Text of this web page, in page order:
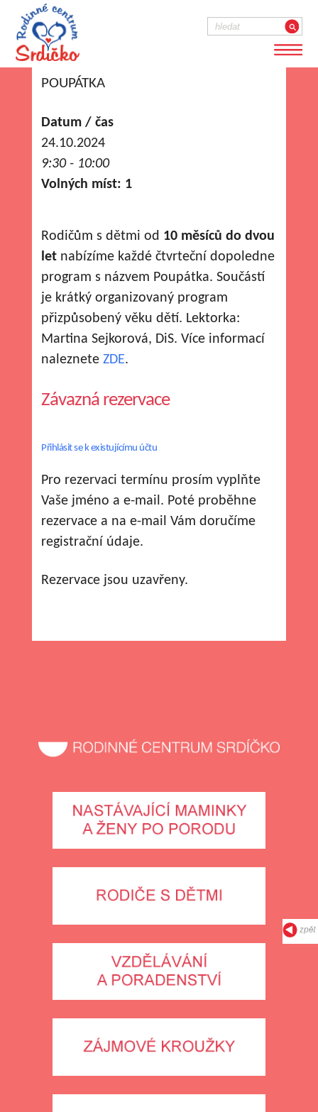
POUPÁTKA
Datum / čas
24.10.2024
9:30 - 10:00
Volných míst: 1
Rodičům s dětmi od 10 měsíců do dvou
let nabízíme každé čtvrteční dopoledne
program s názvem Poupátka. Součástí
je krátký organizovaný program
přizpůsobený věku dětí. Lektorka:
Martina Sejkorová, DiS. Více informací
nalezneteZDE.
Závazná rezervace
Přihlásit se k existujícímu účtu
Pro rezervaci termínu prosím vyplňte
Vaše jméno a e-mail. Poté proběhne
rezervace a na e-mail Vám doručíme
registrační údaje.
Rezervace jsou uzavřeny.